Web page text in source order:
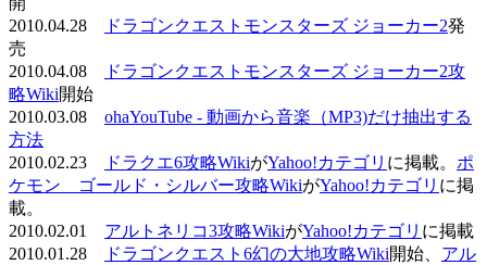
2010.04.28
ドラゴンクエストモンスターズ ジョーカー2発
売
2010.04.08
ドラゴンクエストモンスターズ ジョーカー2攻
略Wiki開始
2010.03.08 ohaYouTube - 動画から音楽（MP3)だけ抽出する
方法
2010.02.23
ドラクエ6攻略WikiがYahoo!カテゴリ に掲載。 ポ
ケモン ゴールド・シルバー攻略WikiがYahoo!カテゴリ に掲
載。
2010.02.01 アルトネリコ3攻略WikiがYahoo!カテゴリ に掲載
2010.01.28
ドラゴンクエスト6幻の大地攻略Wiki開始、 アル